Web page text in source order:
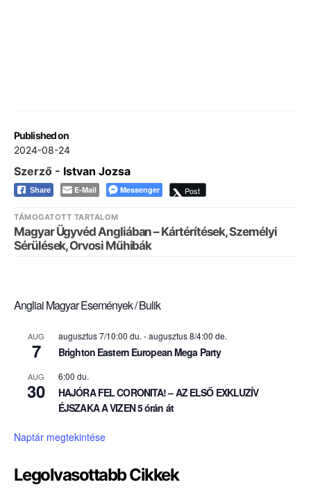
Published on
2024-08-24
Szerző - Istvan Jozsa
Share E-Mail Messenger Post
TÁMOGATOTT TARTALOM
Magyar Ügyvéd Angliában – Kártérítések, Személyi
Sérülések, Orvosi Műhibák
Angliai Magyar Események / Bulik
AUG
7
augusztus 7/10:00 du. -augusztus 8/4:00 de.
Brighton Eastern European Mega Party
AUG
30
6:00 du.
HAJÓRA FEL CORONITA! – AZ ELSŐ EXKLUZÍV
ÉJSZAKA A VIZEN 5 órán át
Naptár megtekintése
Legolvasottabb Cikkek